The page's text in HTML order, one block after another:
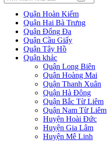
Quận Hoàn Kiếm
Quận Hai Bà Trưng
Quận Đống Đa
Quận Cầu Giấy
Quận Tây Hồ
Quận khác
Quận Long Biên
Quận Hoàng Mai
Quận Thanh Xuân
Quận Hà Đông
Quận Bắc Từ Liêm
Quận Nam Từ Liêm
Huyện Hoài Đức
Huyện Gia Lâm
Huyện Mê Linh